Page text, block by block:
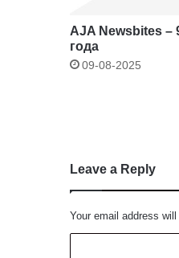
AJA Newsbites –
года
09-08-2025
Leave a Reply
Your email address will